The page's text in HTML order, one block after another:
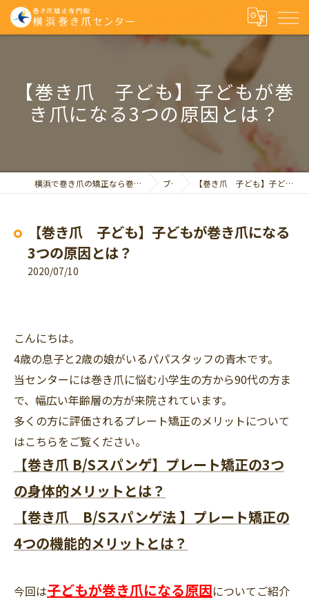
【巻き爪 子ども】子どもが巻
き爪になる3つの原因とは？
横浜で巻き爪の矯正なら巻き爪矯正専門院 横浜巻き爪センター ブログ 【巻き爪 子ども】子どもが巻き爪になる3つの原因とは？
【巻き爪 子ども】子どもが巻き爪になる
3つの原因とは？
2020/07/10
こんにちは。
4歳の息子と2歳の娘がいるパパスタッフの青木です。
当センターには巻き爪に悩む小学生の方から90代の方ま
で、幅広い年齢層の方が来院されています。
多くの方に評価されるプレート矯正のメリットについて
はこちらをご覧ください。
【巻き爪 B/Sスパンゲ】プレート矯正の3つ
の身体的メリットとは？
【巻き爪 B/Sスパンゲ法 】プレート矯正の
4つの機能的メリットとは？
今回は子どもが巻き爪になる原因についてご紹介